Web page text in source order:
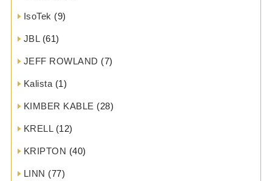
IsoTek (9)
JBL(61)
JEFF ROWLAND (7)
Kalista (1)
KIMBER KABLE (28)
KRELL(12)
KRIPTON (40)
LINN (77)